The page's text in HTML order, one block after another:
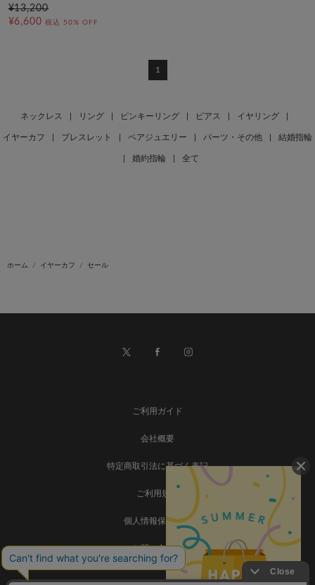
¥13,200
¥6,600 税込 50% OFF
1
ネックレス リング ピンキーリング ピアス イヤリング
イヤーカフ ブレスレット ペアジュエリー パーツ・その他 結婚指輪
婚約指輪 全て
ホーム イヤーカフ セール
ご利用ガイド
会社概要
特定商取引法に基づく表記
ご利用規約
個人情報保護方針
お問い合わせ